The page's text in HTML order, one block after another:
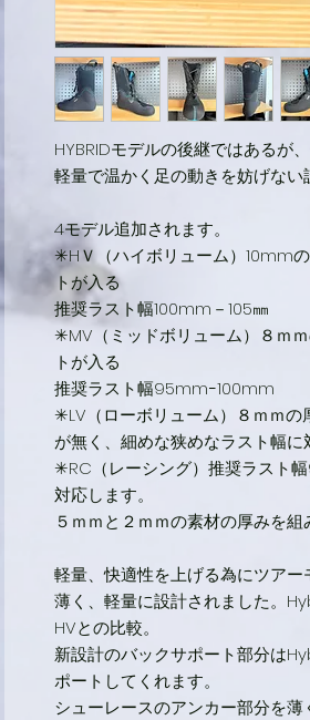
HYBRIDモデルの後継ではあるが
軽量で温かく足の動きを妨げない
4モデル追加されます。
✳︎HＶ（ハイボリューム）10mm
トが入る
推奨ラスト幅100mm－105㎜
✳︎MV（ミッドボリューム）８ｍ
トが入る
推奨ラスト幅95mmｰ100mm
✳︎LV（ローボリューム）８ｍｍの
が無く、細めな狭めなラスト幅に
✳︎RC（レーシング）推奨ラスト
対応します。
５ｍｍと２ｍｍの素材の厚みを
軽量、快適性を上げる為にツア
薄く、軽量に設計されました。
HVとの比較。
新設計のバックサポート部分は
ポートしてくれます。
シューレースのアンカー部分を